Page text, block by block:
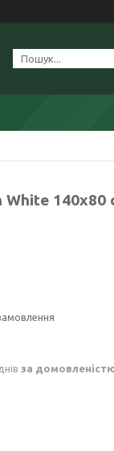
White 140х80
за